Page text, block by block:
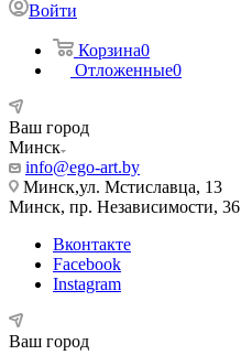
Войти
Корзина0
Отложенные0
Ваш город
Минск
info@ego-art.by
Минск,ул. Мстиславца, 13
Минск, пр. Независимости, 36
Вконтакте
Facebook
Instagram
Ваш город